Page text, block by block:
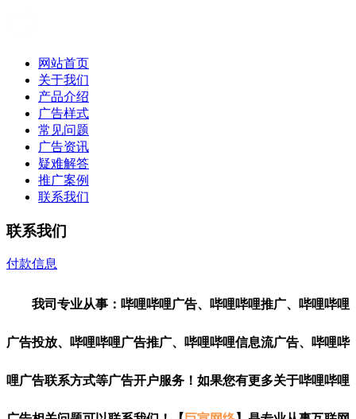
网站首页
关于我们
产品介绍
广告样式
常见问题
广告资讯
疑难解答
推广案例
联系我们
联系我们
付款信息
我司专业从事：哔哩哔哩广告、哔哩哔哩推广、哔哩哔哩
广告投放、哔哩哔哩广告推广、哔哩哔哩信息流广告、哔哩哔
哩广告联系方式等广告开户服务！如果您有更多关于哔哩哔哩